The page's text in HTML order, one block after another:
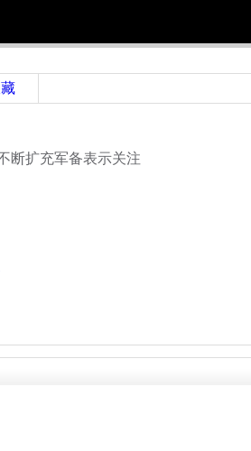
扩充军备表示关注